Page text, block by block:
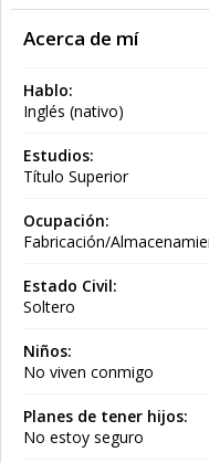
Acerca de mí
Hablo:
Inglés (nativo)
Estudios:
Título Superior
Ocupación:
Fabricación/
Estado Civil:
Soltero
Niños:
No viven conmigo
Planes de tener hijos:
No estoy seguro